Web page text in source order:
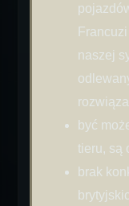
naszej
być
tieru, są
brak